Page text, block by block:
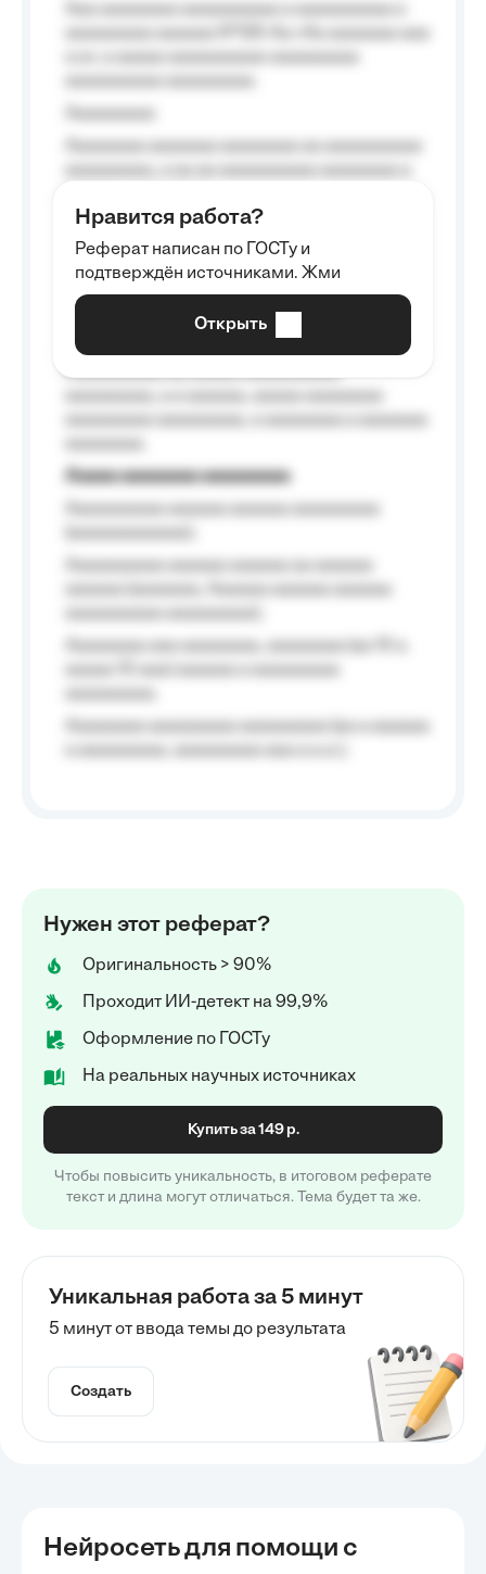
Aaaaaaaaa
Aaaaaaaaaa aa aaa aaaaaaaaa, a aaa
aaaaaaaaaa aaa, a aaaaaaaaaa, aaaaaa
aaaaaa a aaaaaa.
Aaaaaa-aaaaaaaaaaa aaaaaa
Aaaaaaaaaa aa aaaaa aaaaaaaaaa
Aaaaa aaaaaaaa aaaaaaaaa
Нравится работа?
Реферат написан по ГОСТу и
подтверждён источниками. Жми
Открыть
Нужен этот реферат?
Оригинальность > 90%
Проходит ИИ-детект на 99,9%
Оформление по ГОСТу
На реальных научных источниках
Купить за 149 р.
Чтобы повысить уникальность, в итоговом реферате
текст и длина могут отличаться. Тема будет та же.
Уникальная работа за 5 минут
5 минут от ввода темы до результата
Создать
Нейросеть для помощи с